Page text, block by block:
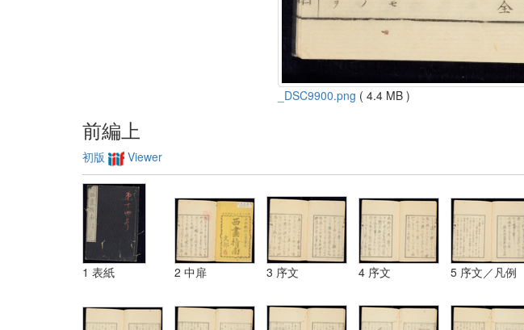
_DSC9900.png ( 4.4 MB )
前編上
初版 Viewer
1 表紙 2 中扉 3 序文 4 序文 5 序文／凡例